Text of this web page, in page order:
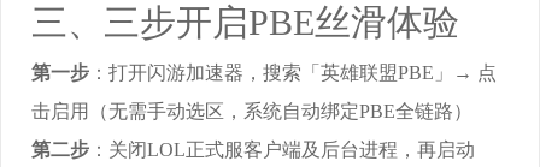
三、三步开启PBE丝滑体验
第一步 ：打开闪游加速器，搜索「英雄联盟PBE」→ 点
击启用（无需手动选区，系统自动绑定PBE全链路）
第二步 ：关闭LOL正式服客户端及后台进程，再启动